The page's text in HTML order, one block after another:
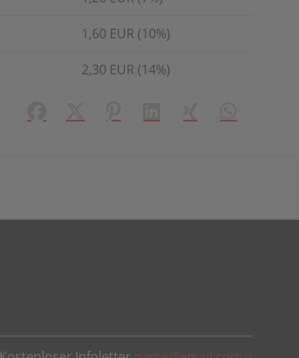
1,60 EUR (10%)
2,30 EUR (14%)
Facebook
X PinterestLinkedInXing WhatsApp